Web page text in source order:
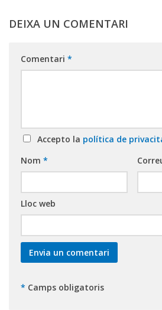
DEIXA UN COMENTARI
Comentari *
Accepto la política de
Nom *
Lloc web
* Camps obligatoris